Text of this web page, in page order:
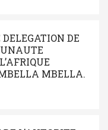
DE
MBELLA.